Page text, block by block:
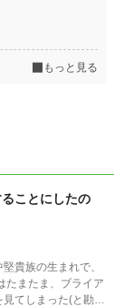
もっと見る
ことにしたの
貴族の生まれで、
たまたま、ブライア
てしまった(と勘違